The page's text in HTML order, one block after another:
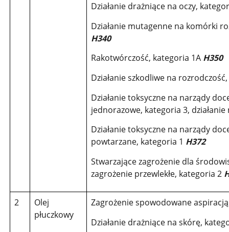
Działanie drażniące na oczy,
Działanie mutagenne na komórki
H340
Rakotwórczość, kategoria 1A H350
Działanie szkodliwe na
Działanie toksyczne na narządy
jednorazowe, kategoria 3,
Działanie toksyczne na narządy
powtarzane, kategoria 1 H372
Stwarzające zagrożenie dla
zagrożenie przewlekłe, kategoria 2
2
Olej
płuczkowy
Zagrożenie spowodowane
Działanie drażniące na skórę,